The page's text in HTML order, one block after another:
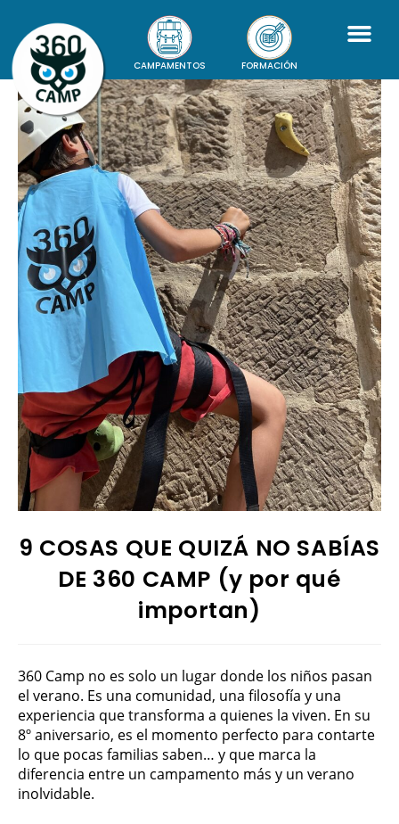
CAMPAMENTOS FORMACIÓN
9 COSAS QUE QUIZÁ NO SABÍAS
DE 360 CAMP (y por qué
importan)
360 Camp no es solo un lugar donde los niños pasan
el verano. Es una comunidad, una filosofía y una
experiencia que transforma a quienes la viven. En su
8º aniversario, es el momento perfecto para contarte
lo que pocas familias saben… y que marca la
diferencia entre un campamento más y un verano
inolvidable.